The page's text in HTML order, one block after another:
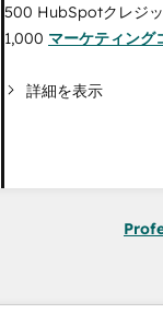
500 HubSpotクレジ
1,000 マーケティング
詳細を表示